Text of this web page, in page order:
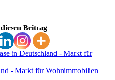
Beitrag
in Deutschland - Markt für